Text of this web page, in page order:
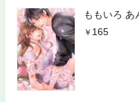
ももいろ あ
165